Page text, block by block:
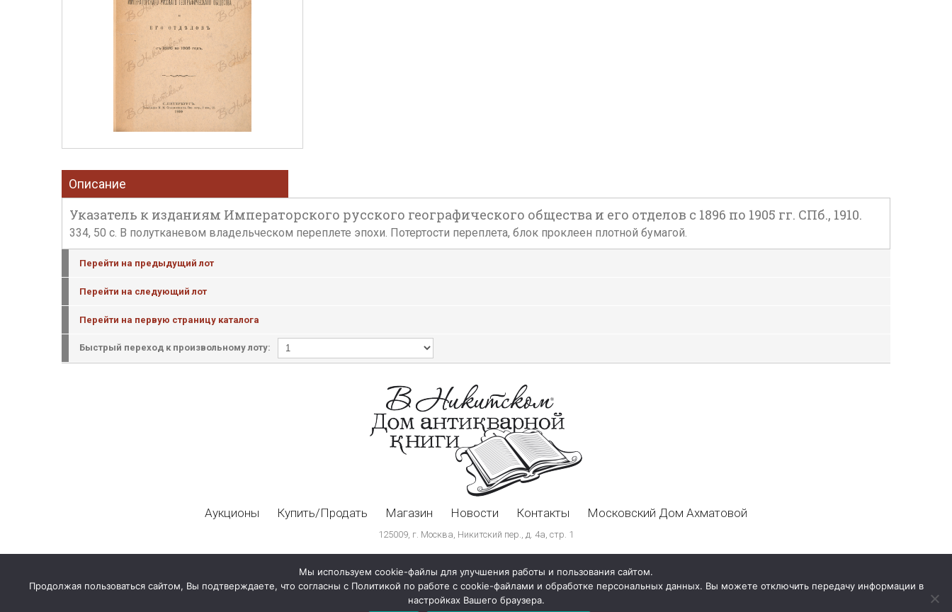
Описание
Указатель к изданиям Императорского русского географического общества и его отделов с 1896 по 1905 гг. СПб., 1910.
334, 50 с. В полутканевом владельческом переплете эпохи. Потертости переплета, блок проклеен плотной бумагой.
Перейти на предыдущий лот
Перейти на следующий лот
Перейти на первую страницу каталога
Быстрый переход к произвольному лоту:
Аукционы Купить/Продать Магазин Новости Контакты Московский Дом Ахматовой
125009, г. Москва, Никитский пер., д. 4а, стр. 1
Мы используем cookie-файлы для улучшения работы и пользования сайтом.
Продолжая пользоваться сайтом, Вы подтверждаете, что согласны с Политикой по работе с cookie-файлами и обработке персональных данных. Вы можете отключить передачу информации в
настройках Вашего браузера.